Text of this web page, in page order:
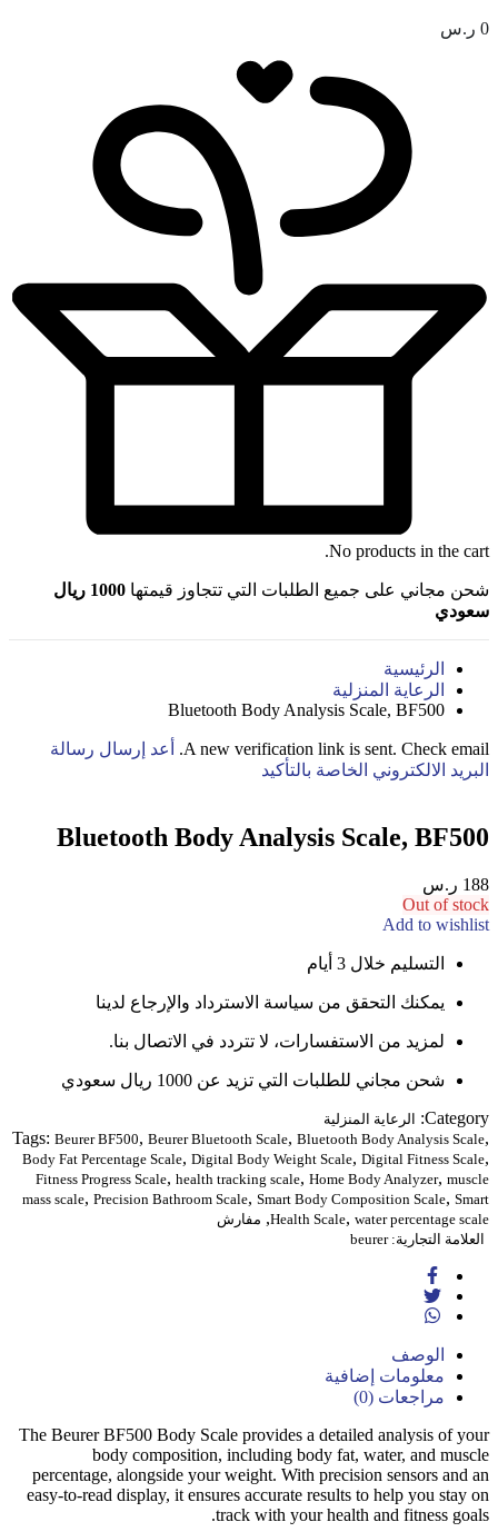
0 ر.س
No products in the cart.
شحن مجاني على جميع الطلبات التي تتجاوز قيمتها
1000 ريال
سعودي
الرئيسية
الرعاية المنزلية
Bluetooth Body Analysis Scale, BF500
A new verification link is sent. Check email.
أعد إرسال رسالة
البريد الالكتروني الخاصة بالتأكيد
Bluetooth Body Analysis Scale, BF500
188 ر.س
Out of stock
Add to wishlist
التسليم خلال 3 أيام
يمكنك التحقق من سياسة الاسترداد والإرجاع لدينا
لمزيد من الاستفسارات، لا تتردد في الاتصال بنا.
شحن مجاني للطلبات التي تزيد عن 1000 ريال سعودي
Category:
الرعاية المنزلية
Tags: Beurer BF500, Beurer Bluetooth Scale, Bluetooth Body Analysis Scale,
Body Fat Percentage Scale, Digital Body Weight Scale, Digital Fitness Scale,
Fitness Progress Scale, health tracking scale, Home Body Analyzer, muscle
mass scale, Precision Bathroom Scale, Smart Body Composition Scale, Smart
Health Scale, water percentage scale
, مفارش
العلامة التجارية:beurer
الوصف
معلومات إضافية
مراجعات (0)
The Beurer BF500 Body Scale provides a detailed analysis of your
body composition, including body fat, water, and muscle
percentage, alongside your weight. With precision sensors and an
easy-to-read display, it ensures accurate results to help you stay on
track with your health and fitness goals.